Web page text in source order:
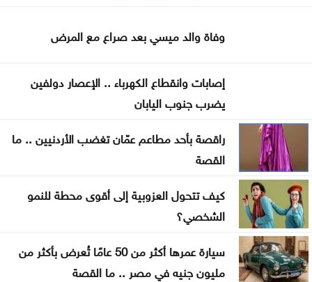
التربية تحذر من صفحات وهمية على تيليغرام تدّعي
روسيا تسقط 456 مسيّرة أوكرانية وتعلن عن قتلى
مصابون بنيران الاحتلال الإسرائيلي في جباليا شمال
قطاع غزة
وفاة والد ميسي بعد صراع مع المرض
إصابات وانقطاع الكهرباء .. الإعصار دولفين
يضرب جنوب اليابان
راقصة بأحد مطاعم عمّان تغضب الأردنيين .. ما
القصة
كيف تتحول العزوبية إلى أقوى محطة للنمو
الشخصي؟
سيارة عمرها أكثر من 50 عامًا تُعرض بأكثر من
مليون جنيه في مصر .. ما القصة